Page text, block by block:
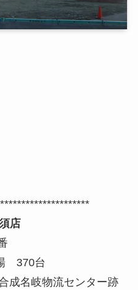
店
370台
成名岐物流センター跡